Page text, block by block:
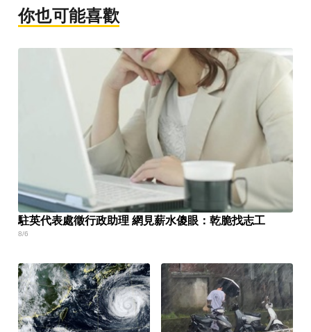
你也可能喜歡
駐英代表處徵行政助理 網見薪水傻眼：乾脆找志工
8/6